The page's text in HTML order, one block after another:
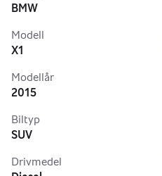
BMW
Modell
X1
Modellår
2015
Biltyp
SUV
Drivmedel